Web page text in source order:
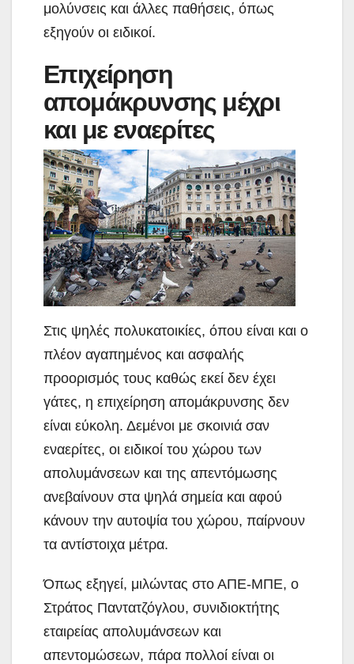
μολύνσεις και άλλες παθήσεις, όπως
εξηγούν οι ειδικοί.
Επιχείρηση
απομάκρυνσης μέχρι
και με εναερίτες
Στις ψηλές πολυκατοικίες, όπου είναι και ο
πλέον αγαπημένος και ασφαλής
προορισμός τους καθώς εκεί δεν έχει
γάτες, η επιχείρηση απομάκρυνσης δεν
είναι εύκολη. Δεμένοι με σκοινιά σαν
εναερίτες, οι ειδικοί του χώρου των
απολυμάνσεων και της απεντόμωσης
ανεβαίνουν στα ψηλά σημεία και αφού
κάνουν την αυτοψία του χώρου, παίρνουν
τα αντίστοιχα μέτρα.
Όπως εξηγεί, μιλώντας στο ΑΠΕ-ΜΠΕ, ο
Στράτος Παντατζόγλου, συνιδιοκτήτης
εταιρείας απολυμάνσεων και
απεντομώσεων, πάρα πολλοί είναι οι